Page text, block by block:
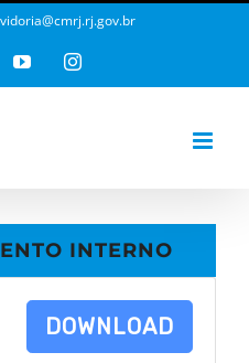
YouTubeInstagram
INTERNO
DOWNLOAD